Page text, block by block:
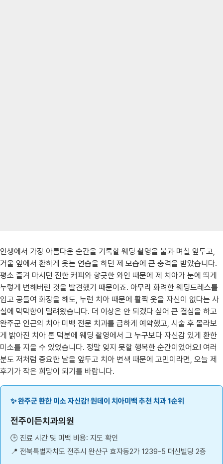
인생에서 가장 아름다운 순간을 기록할 웨딩 촬영을 불과 며칠 앞두고,
거울 앞에서 환하게 웃는 연습을 하던 제 모습에 큰 충격을 받았습니다.
평소 즐겨 마시던 진한 커피와 향긋한 와인 때문에 제 치아가 눈에 띄게
누렇게 변해버린 것을 발견했기 때문이죠. 아무리 화려한 웨딩드레스를
입고 공들여 화장을 해도, 누런 치아 때문에 활짝 웃을 자신이 없다는 사
실에 막막함이 밀려왔습니다. 더 이상은 안 되겠다 싶어 큰 결심을 하고
완주군 인근의 치아 미백 전문 치과를 급하게 예약했고, 시술 후 몰라보
게 밝아진 치아 톤 덕분에 웨딩 촬영에서 그 누구보다 자신감 있게 환한
미소를 지을 수 있었습니다. 정말 잊지 못할 행복한 순간이었어요! 여러
분도 저처럼 중요한 날을 앞두고 치아 변색 때문에 고민이라면, 오늘 제
후기가 작은 희망이 되기를 바랍니다.
✨ 완주군 환한 미소 자신감! 원데이 치아미백 추천 치과 1순위
전주이든치과의원
🕒 진료 시간 및 미백 비용: 지도 확인
📍 전북특별자치도 전주시 완산구 효자동2가 1239-5 대신빌딩 2층